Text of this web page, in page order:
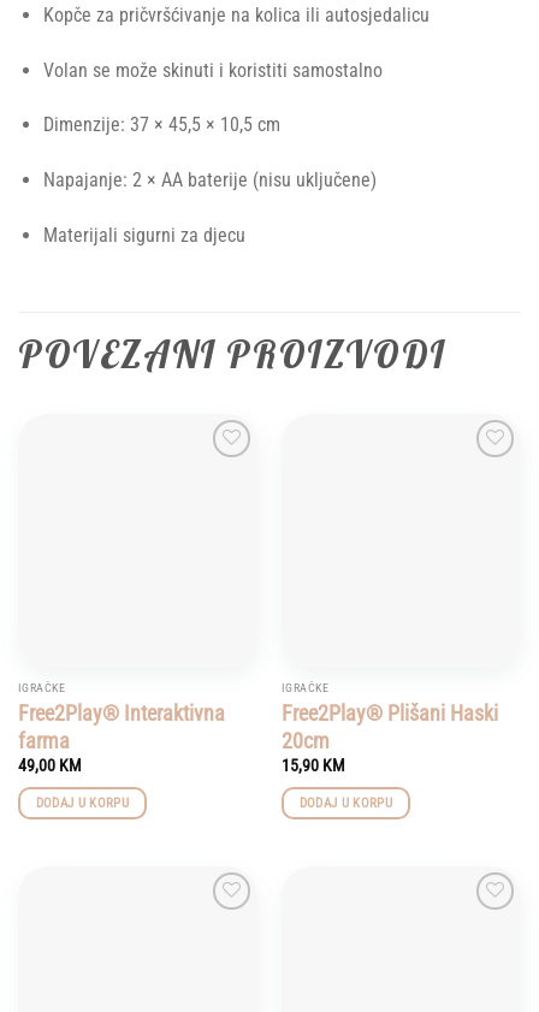
Kopče za pričvršćivanje na kolica ili autosjedalicu
Volan se može skinuti i koristiti samostalno
Dimenzije: 37 × 45,5 × 10,5 cm
Napajanje: 2 × AA baterije (nisu uključene)
Materijali sigurni za djecu
POVEZANI PROIZVODI
IGRAČKE
Free2Play® Interaktivna
farma
49,00 KM
DODAJ U KORPU
IGRAČKE
Free2Play® Plišani Haski
20cm
15,90 KM
DODAJ U KORPU